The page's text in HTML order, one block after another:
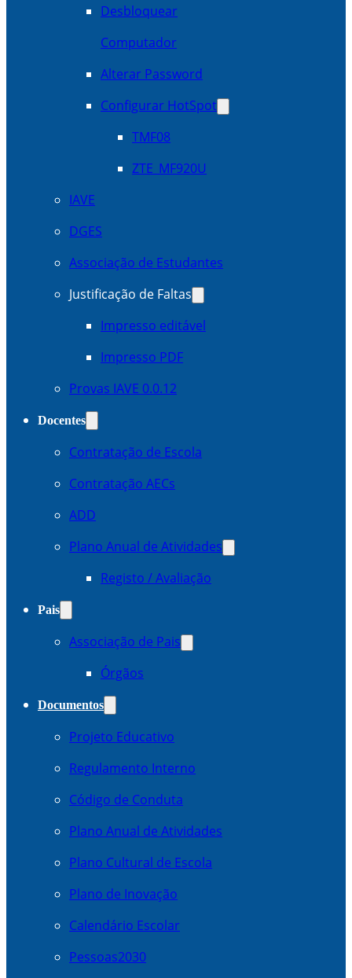
Desbloquear
Computador
Alterar Password
Configurar HotSpot
TMF08
ZTE_MF920U
IAVE
DGES
Associação de Estudantes
Justificação de Faltas
Impresso editável
Impresso PDF
Provas IAVE 0.0.12
Docentes
Contratação de Escola
Contratação AECs
ADD
Plano Anual de Atividades
Registo / Avaliação
Pais
Associação de Pais
Órgãos
Documentos
Projeto Educativo
Regulamento Interno
Código de Conduta
Plano Anual de Atividades
Plano Cultural de Escola
Plano de Inovação
Calendário Escolar
Pessoas2030